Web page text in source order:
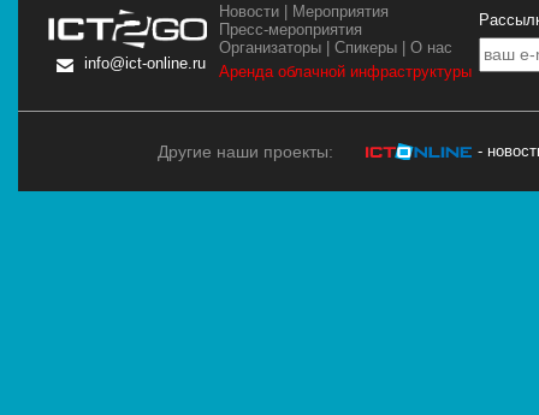
info@ict-online.ru
Новости | Мероприятия
Пресс-мероприятия
Организаторы |Спикеры |О нас
Аренда облачной инфраструктуры
Другие наши проекты: -